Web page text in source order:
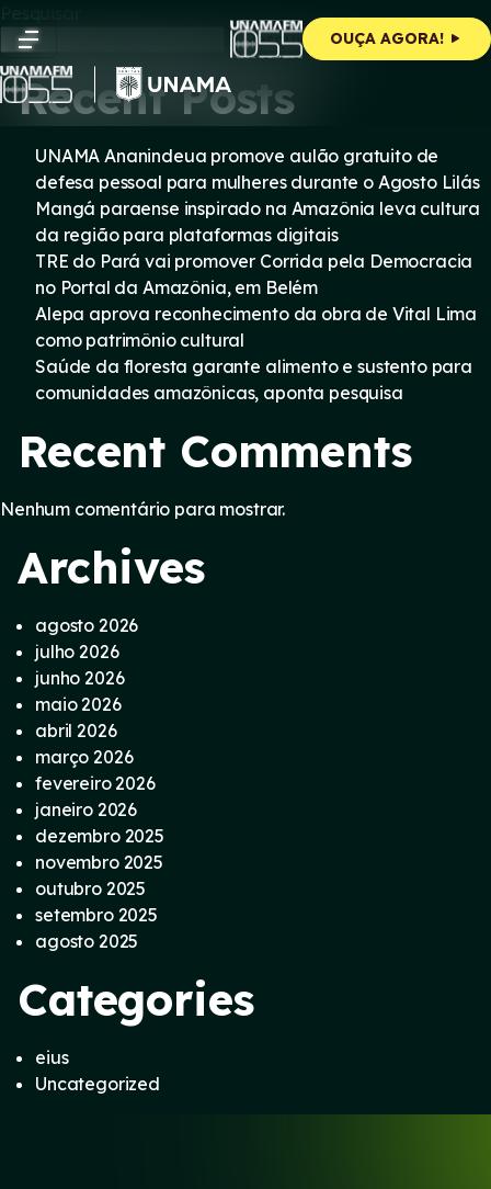
content
OUÇA AGORA!
Pesquisar
Pesquisar
Recent Posts
UNAMA Ananindeua promove aulão gratuito de
defesa pessoal para mulheres durante o Agosto Lilás
Mangá paraense inspirado na Amazônia leva cultura
da região para plataformas digitais
TRE do Pará vai promover Corrida pela Democracia
no Portal da Amazônia, em Belém
Alepa aprova reconhecimento da obra de Vital Lima
como patrimônio cultural
Saúde da floresta garante alimento e sustento para
comunidades amazônicas, aponta pesquisa
Recent Comments
Nenhum comentário para mostrar.
Archives
agosto 2026
julho 2026
junho 2026
maio 2026
abril 2026
março 2026
fevereiro 2026
janeiro 2026
dezembro 2025
novembro 2025
outubro 2025
setembro 2025
agosto 2025
Categories
eius
Uncategorized